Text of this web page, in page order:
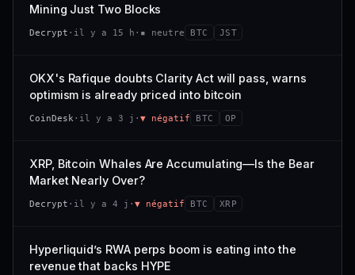
CONFIANCE
VAR. 7 J
−3,0 %
CONFIANCE
; prix collé au bas de son range 7 j (0 % de l'amplitude),
momentum 24 h dégradé (−2,7 %).
21,1 Md$ 3,8 M$
0,0 % −3,2 %
−5,6 % #9
CONFIANCE
Mining Just Two Blocks
Decrypt · il y a 15 h · ▪ neutre BTC JST
OKX's Rafique doubts Clarity Act will pass, warns
optimism is already priced into bitcoin
CoinDesk · il y a 3 j · ▼ négatif BTC OP
XRP, Bitcoin Whales Are Accumulating—Is the Bear
Market Nearly Over?
Decrypt · il y a 4 j · ▼ négatif BTC XRP
Hyperliquid’s RWA perps boom is eating into the
revenue that backs HYPE